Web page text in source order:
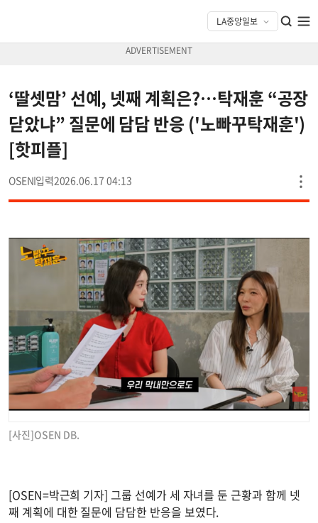
‘딸셋맘’ 선예, 넷째 계획은?…탁재훈 “공장
닫았냐” 질문에 담담 반응 ('노빠꾸탁재훈')
[핫피플]
OSEN 2026.06.17 04:13
[사진]OSEN DB.
[OSEN=박근희 기자] 그룹 선예가 세 자녀를 둔 근황과 함께 넷
째 계획에 대한 질문에 담담한 반응을 보였다.